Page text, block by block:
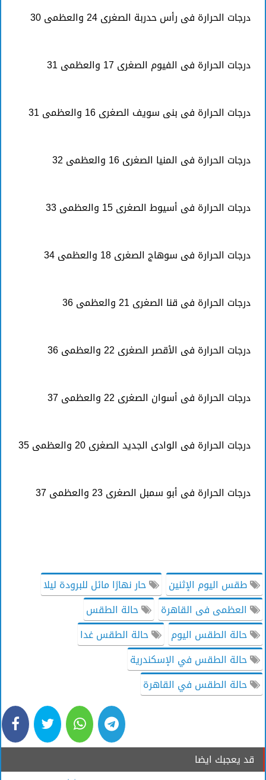
درجات الحرارة فى رأس حدربة الصغرى 24 والعظمى 30
درجات الحرارة فى الفيوم الصغرى 17 والعظمى 31
درجات الحرارة فى بنى سويف الصغرى 16 والعظمى 31
درجات الحرارة فى المنيا الصغرى 16 والعظمى 32
درجات الحرارة فى أسيوط الصغرى 15 والعظمى 33
درجات الحرارة فى سوهاج الصغرى 18 والعظمى 34
درجات الحرارة فى قنا الصغرى 21 والعظمى 36
درجات الحرارة فى الأقصر الصغرى 22 والعظمى 36
درجات الحرارة فى أسوان الصغرى 22 والعظمى 37
درجات الحرارة فى الوادى الجديد الصغرى 20 والعظمى 35
درجات الحرارة فى أبو سمبل الصغرى 23 والعظمى 37
طقس اليوم الإثنين
حار نهارًا مائل للبرودة ليلا
العظمى فى القاهرة
حالة الطقس
حالة الطقس اليوم
حالة الطقس غدا
حالة الطقس في الإسكندرية
حالة الطقس في القاهرة
قد يعجبك ايضا